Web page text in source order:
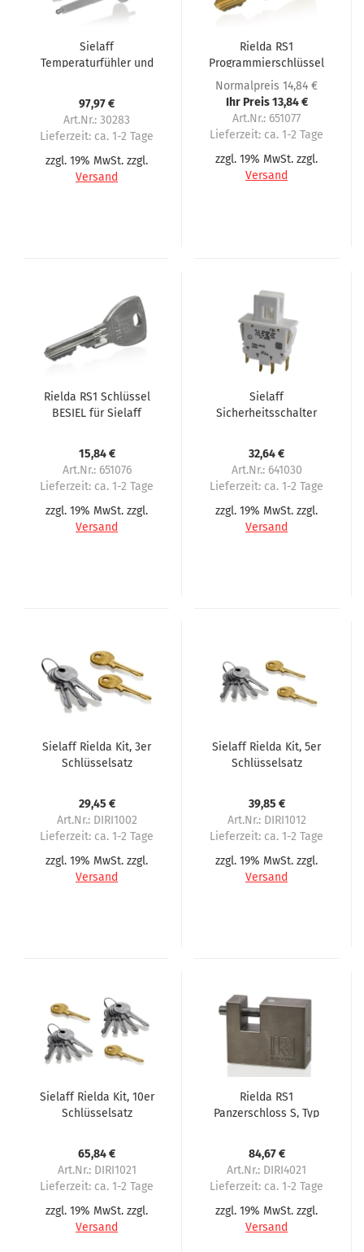
Sielaff
Temperaturfühler und
97,97 €
Art.Nr.: 30283
Lieferzeit: ca. 1-2 Tage
zzgl. 19% MwSt. zzgl.
Versand
Rielda RS1
Programmierschlüssel
BESIEL für Sielaff
Normalpreis 14,84 €
Ihr Preis 13,84 €
Art.Nr.: 651077
Lieferzeit: ca. 1-2 Tage
zzgl. 19% MwSt. zzgl.
Versand
Rielda RS1 Schlüssel
BESIEL für Sielaff
15,84 €
Art.Nr.: 651076
Lieferzeit: ca. 1-2 Tage
zzgl. 19% MwSt. zzgl.
Versand
Sielaff
Sicherheitsschalter
32,64 €
Art.Nr.: 641030
Lieferzeit: ca. 1-2 Tage
zzgl. 19% MwSt. zzgl.
Versand
Sielaff Rielda Kit, 3er
Schlüsselsatz
29,45 €
Art.Nr.: DIRI1002
Lieferzeit: ca. 1-2 Tage
zzgl. 19% MwSt. zzgl.
Versand
Sielaff Rielda Kit, 5er
Schlüsselsatz
39,85 €
Art.Nr.: DIRI1012
Lieferzeit: ca. 1-2 Tage
zzgl. 19% MwSt. zzgl.
Versand
Sielaff Rielda Kit, 10er
Schlüsselsatz
65,84 €
Art.Nr.: DIRI1021
Lieferzeit: ca. 1-2 Tage
zzgl. 19% MwSt. zzgl.
Versand
Rielda RS1
Panzerschloss S, Typ
84,67 €
Art.Nr.: DIRI4021
Lieferzeit: ca. 1-2 Tage
zzgl. 19% MwSt. zzgl.
Versand